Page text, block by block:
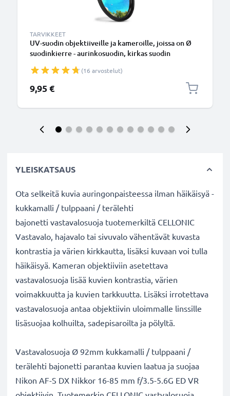
TARVIKKEET
UV-suodin objektiiveille ja kameroille, joissa on Ø
suodinkierre - aurinkosuodin, kirkas suodin
(16 arvostelut)
9,95 €
YLEISKATSAUS
Ota selkeitä kuvia auringonpaisteessa ilman häikäisyä -
kukkamalli / tulppaani / terälehti
bajonetti vastavalosuoja tuotemerkiltä CELLONIC
Vastavalo, hajavalo tai sivuvalo vähentävät kuvasta
kontrastia ja värien kirkkautta, lisäksi kuvaan voi tulla
häikäisyä. Kameran objektiiviin asetettava
vastavalosuoja lisää kuvien kontrastia, värien
voimakkuutta ja kuvien tarkkuutta. Lisäksi irrotettava
vastavalosuoja antaa objektiivin uloimmalle linssille
lisäsuojaa kolhuilta, sadepisaroilta ja pölyltä.
Vastavalosuoja Ø 92mm kukkamalli / tulppaani /
terälehti bajonetti parantaa kuvien laatua ja suojaa
Nikon AF-S DX Nikkor 16-85 mm f/3.5-5.6G ED VR